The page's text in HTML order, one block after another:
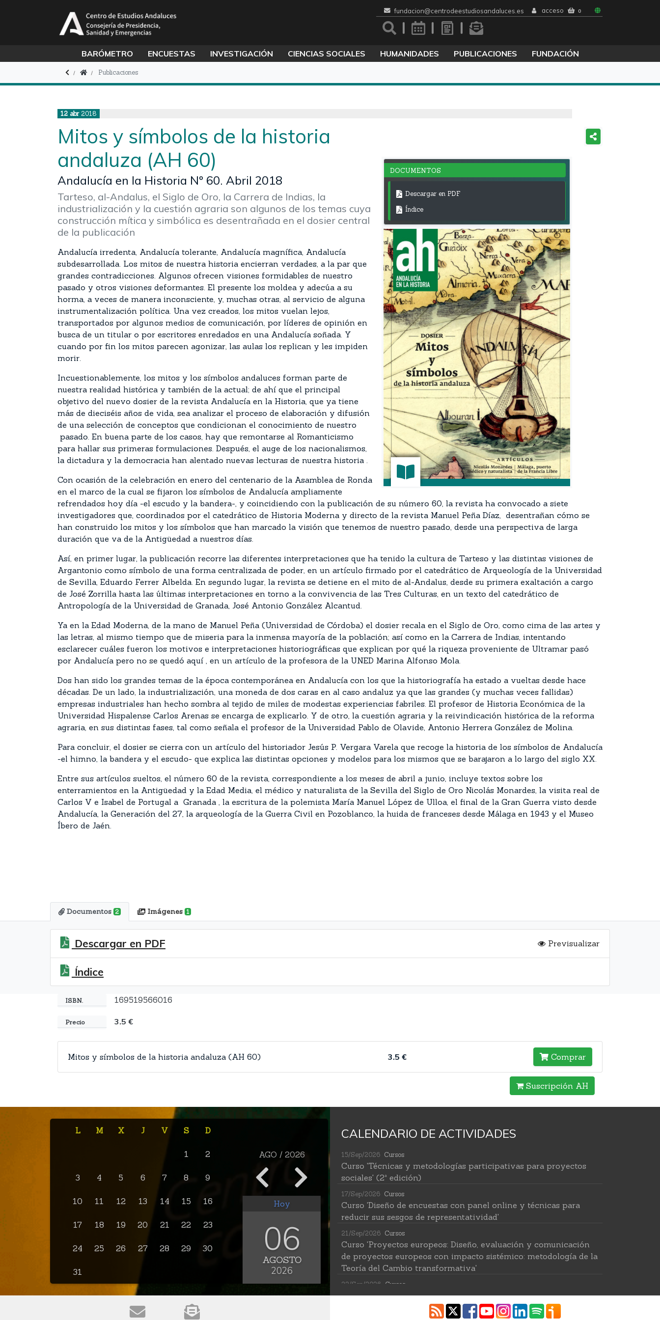
fundacion@centrodeestudiosandaluces.es acceso 0
BARÓMETRO ENCUESTAS INVESTIGACIÓN CIENCIAS SOCIALES HUMANIDADES PUBLICACIONES FUNDACIÓN
Publicaciones
12 abr 2018
DOCUMENTOS
Descargar en PDF
Índice
Mitos y símbolos de la historia
andaluza (AH 60)
Andalucía en la Historia Nº 60. Abril 2018
Tarteso, al-Andalus, el Siglo de Oro, la Carrera de Indias, la
industrialización y la cuestión agraria son algunos de los temas cuya
construcción mítica y simbólica es desentrañada en el dosier central
de la publicación
Andalucía irredenta, Andalucía tolerante, Andalucía magnífica, Andalucía
subdesarrollada. Los mitos de nuestra historia encierran verdades, a la par que
grandes contradicciones. Algunos ofrecen visiones formidables de nuestro
pasado y otros visiones deformantes. El presente los moldea y adecúa a su
horma, a veces de manera inconsciente, y, muchas otras, al servicio de alguna
instrumentalización política. Una vez creados, los mitos vuelan lejos,
transportados por algunos medios de comunicación, por líderes de opinión en
busca de un titular o por escritores enredados en una Andalucía soñada. Y
cuando por fin los mitos parecen agonizar, las aulas los replican y les impiden
morir.
Incuestionablemente, los mitos y los símbolos andaluces forman parte de
nuestra realidad histórica y también de la actual; de ahí que el principal
objetivo del nuevo dosier de la revista Andalucía en la Historia, que ya tiene
más de dieciséis años de vida, sea analizar el proceso de elaboración y difusión
de una selección de conceptos que condicionan el conocimiento de nuestro
pasado. En buena parte de los casos, hay que remontarse al Romanticismo
para hallar sus primeras formulaciones. Después, el auge de los nacionalismos,
la dictadura y la democracia han alentado nuevas lecturas de nuestra historia .
Con ocasión de la celebración en enero del centenario de la Asamblea de Ronda
en el marco de la cual se fijaron los símbolos de Andalucía ampliamente
refrendados hoy día -el escudo y la bandera-, y coincidiendo con la publicación de su número 60, la revista ha convocado a siete
investigadores que, coordinados por el catedrático de Historia Moderna y directo de la revista Manuel Peña Díaz, desentrañan cómo se
han construido los mitos y los símbolos que han marcado la visión que tenemos de nuestro pasado, desde una perspectiva de larga
duración que va de la Antigüedad a nuestros días.
Así, en primer lugar, la publicación recorre las diferentes interpretaciones que ha tenido la cultura de Tarteso y las distintas visiones de
Argantonio como símbolo de una forma centralizada de poder, en un artículo firmado por el catedrático de Arqueología de la Universidad
de Sevilla, Eduardo Ferrer Albelda. En segundo lugar, la revista se detiene en el mito de al-Andalus, desde su primera exaltación a cargo
de José Zorrilla hasta las últimas interpretaciones en torno a la convivencia de las Tres Culturas, en un texto del catedrático de
Antropología de la Universidad de Granada, José Antonio González Alcantud.
Ya en la Edad Moderna, de la mano de Manuel Peña (Universidad de Córdoba) el dosier recala en el Siglo de Oro, como cima de las artes y
las letras, al mismo tiempo que de miseria para la inmensa mayoría de la población; así como en la Carrera de Indias, intentando
esclarecer cuáles fueron los motivos e interpretaciones historiográficas que explican por qué la riqueza proveniente de Ultramar pasó
por Andalucía pero no se quedó aquí , en un artículo de la profesora de la UNED Marina Alfonso Mola.
Dos han sido los grandes temas de la época contemporánea en Andalucía con los que la historiografía ha estado a vueltas desde hace
décadas. De un lado, la industrialización, una moneda de dos caras en al caso andaluz ya que las grandes (y muchas veces fallidas)
empresas industriales han hecho sombra al tejido de miles de modestas experiencias fabriles. El profesor de Historia Económica de la
Universidad Hispalense Carlos Arenas se encarga de explicarlo. Y de otro, la cuestión agraria y la reivindicación histórica de la reforma
agraria, en sus distintas fases, tal como señala el profesor de la Universidad Pablo de Olavide, Antonio Herrera González de Molina.
Para concluir, el dosier se cierra con un artículo del historiador Jesús P. Vergara Varela que recoge la historia de los símbolos de Andalucía
-el himno, la bandera y el escudo- que explica las distintas opciones y modelos para los mismos que se barajaron a lo largo del siglo XX.
Entre sus artículos sueltos, el número 60 de la revista, correspondiente a los meses de abril a junio, incluye textos sobre los
enterramientos en la Antigüedad y la Edad Media, el médico y naturalista de la Sevilla del Siglo de Oro Nicolás Monardes, la visita real de
Carlos V e Isabel de Portugal a Granada , la escritura de la polemista María Manuel López de Ulloa, el final de la Gran Guerra visto desde
Andalucía, la Generación del 27, la arqueología de la Guerra Civil en Pozoblanco, la huida de franceses desde Málaga en 1943 y el Museo
Íbero de Jaén.
Documentos 2 Imágenes 1
Descargar en PDF Previsualizar
Índice
ISBN. 169519566016
Precio 3.5 €
Mitos y símbolos de la historia andaluza (AH 60) 3.5 € Comprar
Suscripción AH
L M X J V S D
1 2
3 4 5 6 7 8 9
10 11 12 13 14 15 16
17 18 19 20 21 22 23
24 25 26 27 28 29 30
31
AGO / 2026
Hoy
06
AGOSTO
2026
CALENDARIO DE ACTIVIDADES
15/Sep/2026 Cursos
Curso 'Técnicas y metodologías participativas para proyectos
sociales' (2ª edición)
17/Sep/2026 Cursos
Curso 'Diseño de encuestas con panel online y técnicas para
reducir sus sesgos de representatividad'
21/Sep/2026 Cursos
Curso 'Proyectos europeos: Diseño, evaluación y comunicación
de proyectos europeos con impacto sistémico: metodología de la
Teoría del Cambio transformativa'
22/Sep/2026 Cursos
Curso 'Herramientas de IA para investigar en ciencias sociales'